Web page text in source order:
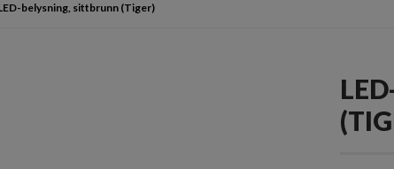
belysning, sittbrunn (Tiger)